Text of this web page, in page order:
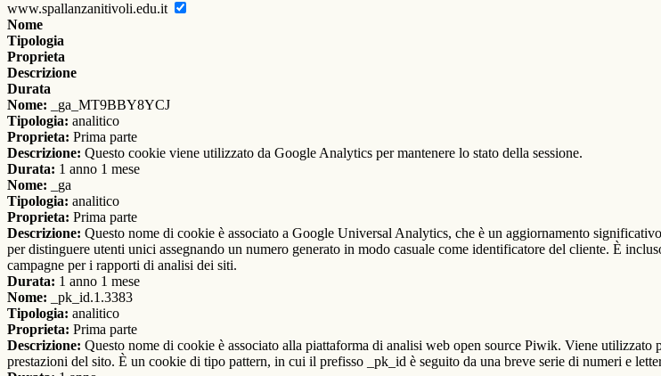
www.spallanzanitivoli.edu.it
Nome
Tipologia
Proprieta
Descrizione
Durata
Nome: _ga_MT9BBY8YCJ
Tipologia: analitico
Proprieta: Prima parte
Descrizione: Questo cookie viene utilizzato da Google Analytics per mantenere lo stato della sessione.
Durata: 1 anno 1 mese
Nome: _ga
Tipologia: analitico
Proprieta: Prima parte
Descrizione: Questo nome di cookie è associato a Google Universal Analytics, che è un aggiornamento
per distinguere utenti unici assegnando un numero generato in modo casuale come identificatore del cliente. È
campagne per i rapporti di analisi dei siti.
Durata: 1 anno 1 mese
Nome: _pk_id.1.3383
Tipologia: analitico
Proprieta: Prima parte
Descrizione: Questo nome di cookie è associato alla piattaforma di analisi web open source Piwik. Viene
prestazioni del sito. È un cookie di tipo pattern, in cui il prefisso _pk_id è seguito da una breve serie di numeri e